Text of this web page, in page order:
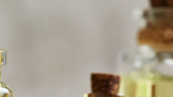
Kaip apsaugoti daržą nuo šliužų ir
kurmių nekenkiant augalams?